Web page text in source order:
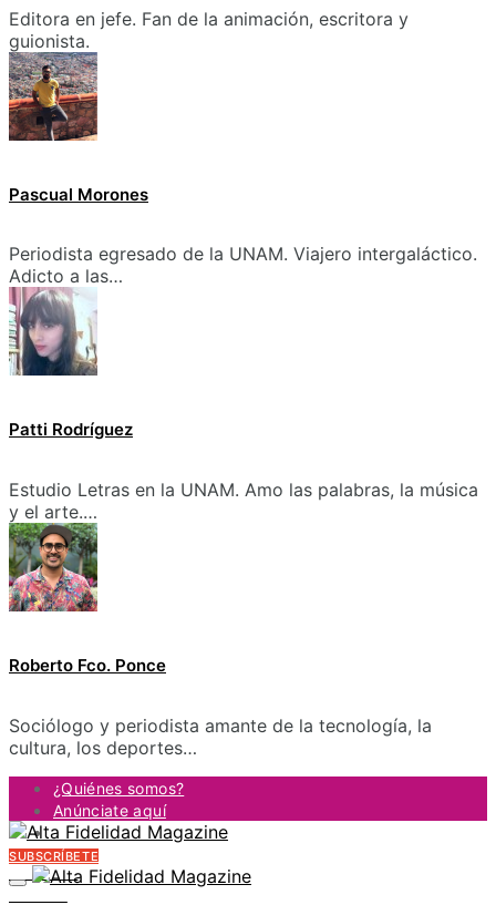
Editora en jefe. Fan de la animación, escritora y
guionista.
Pascual Morones
Periodista egresado de la UNAM. Viajero intergaláctico.
Adicto a las…
Patti Rodríguez
Estudio Letras en la UNAM. Amo las palabras, la música
y el arte.…
Roberto Fco. Ponce
Sociólogo y periodista amante de la tecnología, la
cultura, los deportes…
¿Quiénes somos?
Anúnciate aquí
Contacto
FACEBOOK
SUBSCRÍBETE